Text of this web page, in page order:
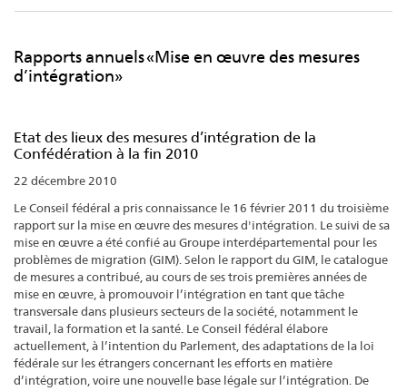
Rapports annuels «Mise en œuvre des mesures
d’intégration»
Etat des lieux des mesures d’intégration de la
Confédération à la fin 2010
22 décembre 2010
Le Conseil fédéral a pris connaissance le 16 février 2011 du troisième
rapport sur la mise en œuvre des mesures d'intégration. Le suivi de sa
mise en œuvre a été confié au Groupe interdépartemental pour les
problèmes de migration (GIM). Selon le rapport du GIM, le catalogue
de mesures a contribué, au cours de ses trois premières années de
mise en œuvre, à promouvoir l’intégration en tant que tâche
transversale dans plusieurs secteurs de la société, notamment le
travail, la formation et la santé. Le Conseil fédéral élabore
actuellement, à l’intention du Parlement, des adaptations de la loi
fédérale sur les étrangers concernant les efforts en matière
d’intégration, voire une nouvelle base légale sur l’intégration. De